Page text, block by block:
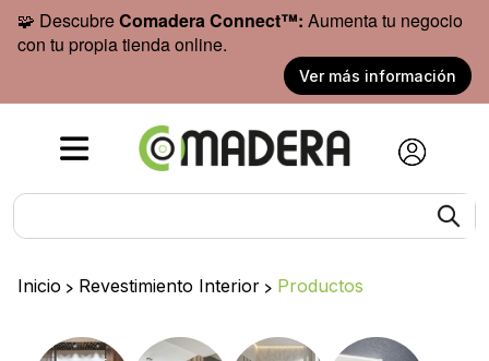
🧩 DescubreComadera Connect™: Aumenta tu negocio
con tu propia tienda online.
Ver más información
Inicio > Revestimiento Interior > Productos